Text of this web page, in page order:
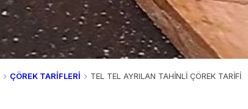
ÇÖREK TARİFLERİ TEL TEL AYRILAN TAHİNLİ ÇÖREK TARİFİ